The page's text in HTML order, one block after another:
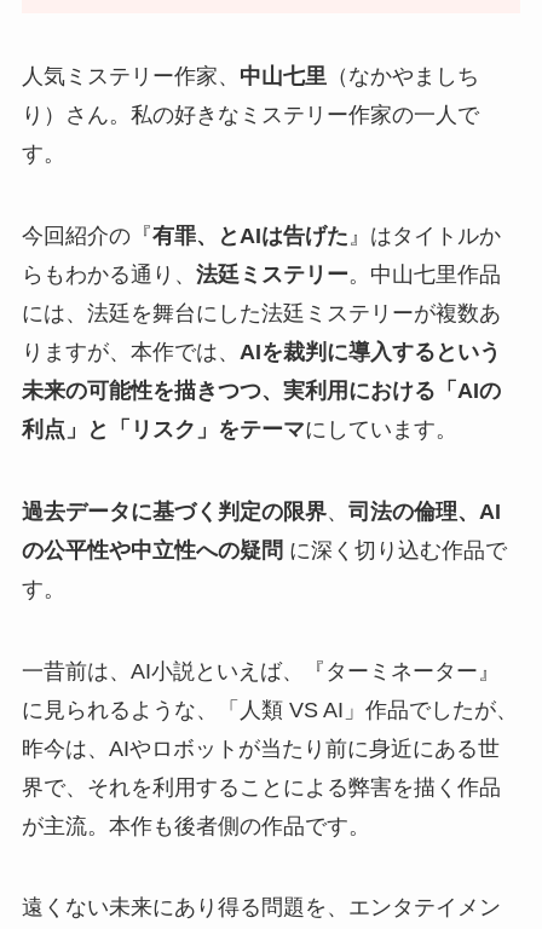
人気ミステリー作家、 中山七里（なかやましち
り）さん。私の好きなミステリー作家の一人で
す。
今回紹介の『有罪、とAIは告げた 』はタイトルか
らもわかる通り、 法廷ミステリー。中山七里作品
には、法廷を舞台にした法廷ミステリーが複数あ
りますが、本作では、 AIを裁判に導入するという
未来の可能性を描きつつ、実利用における「AIの
利点」と「リスク」をテーマにしています。
過去データに基づく判定の限界、 司法の倫理、 AI
の公平性や中立性への疑問 に深く切り込む作品で
す。
一昔前は、AI小説といえば、『ターミネーター』
に見られるような、「人類 VS AI」作品でしたが、
昨今は、AIやロボットが当たり前に身近にある世
界で、それを利用することによる弊害を描く作品
が主流。本作も後者側の作品です。
遠くない未来にあり得る問題を、エンタテイメン